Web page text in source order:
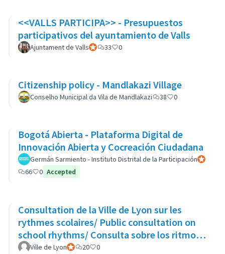
<<VALLS PARTICIPA>> - Presupuestos
participativos del ayuntamiento de Valls
Ajuntament de VallsParticipant officiel
33 0
Citizenship policy - Mandlakazi Village
Conselho Municipal da Vila de Mandlakazi 38 0
Bogotá Abierta - Plataforma Digital de
Innovación Abierta y Cocreación Ciudadana
Germán Sarmiento - Instituto Distrital de la Participación
66
0 Accepted
Consultation de la Ville de Lyon sur les
rythmes scolaires/ Public consultation on
school rhythms/ Consulta sobre los ritmos
escolares
Ville de LyonParticipant officiel
20 0